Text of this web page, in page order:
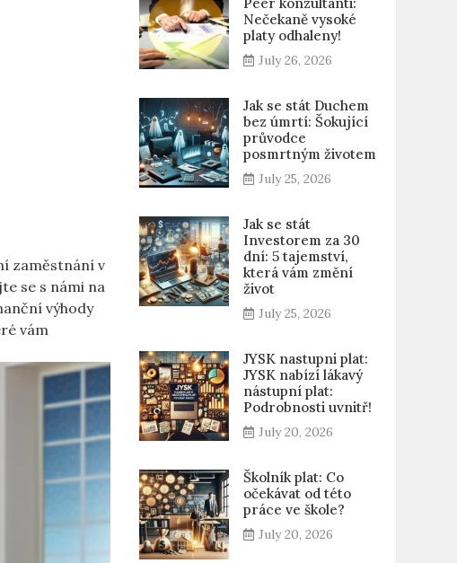
zaměstnání⁣ v
se s⁣ námi na
výhody
vám
Nečekaně vysoké
platy odhaleny!
July 26, 2026
Jak se stát Duchem
bez úmrtí: Šokující
průvodce
posmrtným životem
July 25, 2026
Jak se stát
Investorem za 30
dní: 5 tajemství,
která vám změní
život
July 25, 2026
JYSK nastupni plat:
JYSK nabízí lákavý
nástupní plat:
Podrobnosti uvnitř!
July 20, 2026
Školník plat: Co
očekávat od této
práce ve škole?
July 20, 2026